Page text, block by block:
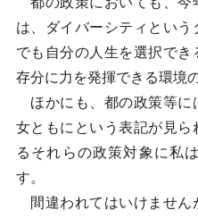
は、ダイバーシティという
でも自分の人生を選択で
存分に力を発揮できる環境
ほかにも、都の政策等に
女ともにという表記が見
るそれらの政策対象に私
す。
間違われてはいけません